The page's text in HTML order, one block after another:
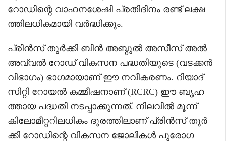
റോഡിന്റെ വാഹനശേഷി പ്രതിദിനം രണ്ട് ലക്ഷ
ത്തിലധികമായി വർദ്ധിക്കും.
പ്രിൻസ് തുർക്കി ബിൻ അബ്ദുൽ അസീസ് അൽ
അവ്വൽ റോഡ് വികസന പദ്ധതിയുടെ (വടക്കൻ
വിഭാഗം) ഭാഗമായാണ് ഈ നവീകരണം. റിയാദ്
സിറ്റി റോയൽ കമ്മീഷനാണ് (RCRC) ഈ ബൃഹ
ത്തായ പദ്ധതി നടപ്പാക്കുന്നത്. നിലവിൽ മൂന്ന്
കിലോമീറ്ററിലധികം ദൂരത്തിലാണ് പ്രിൻസ് തുർ
ക്കി റോഡിന്റെ വികസന ജോലികൾ പുരോഗ